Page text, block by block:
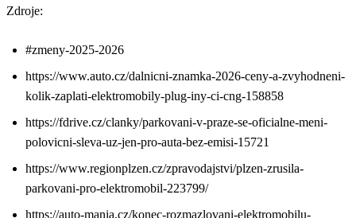
Zdroje:
#zmeny-2025-2026
https://www.auto.cz/dalnicni-znamka-2026-ceny-a-zvyhodneni-
kolik-zaplati-elektromobily-plug-iny-ci-cng-158858
https://fdrive.cz/clanky/parkovani-v-praze-se-oficialne-meni-
polovicni-sleva-uz-jen-pro-auta-bez-emisi-15721
https://www.regionplzen.cz/zpravodajstvi/plzen-zrusila-
parkovani-pro-elektromobil-223799/
https://auto-mania.cz/konec-rozmazlovani-elektromobilu-